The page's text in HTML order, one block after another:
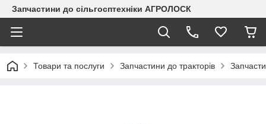
Запчастини до сільгосптехніки АГРОЛОСК
Товари та послуги Запчастини до тракторів